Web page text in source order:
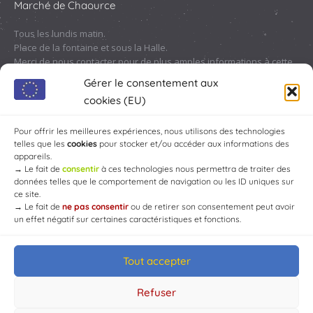
Gérer le consentement aux
cookies (EU)
Pour offrir les meilleures expériences, nous utilisons des technologies
telles que les cookies pour stocker et/ou accéder aux informations des
appareils.
→ Le fait de consentir à ces technologies nous permettra de traiter des
données telles que le comportement de navigation ou les ID uniques sur
ce site.
→ Le fait de ne pas consentir ou de retirer son consentement peut avoir
un effet négatif sur certaines caractéristiques et fonctions.
Tout accepter
Refuser
Marché de Chaource
Tous les lundis matin.
Place de la fontaine et sous la Halle.
Merci de nous contacter pour de plus amples informations à cette
© Mairie de Chaource [2004-2024] | Tous droits réservés.
Developed byWEB3-DESIGN